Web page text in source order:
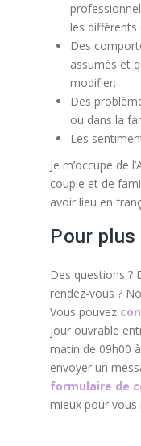
les différents
Des
assumés et
modifier;
Des
ou dans la
Les
Je m’occupe de
couple et de
avoir lieu en
Pour
Des questions ?
rendez-vous ?
Vous pouvez
jour ouvrable
matin de 09h00
envoyer un
formulaire de
mieux pour vous